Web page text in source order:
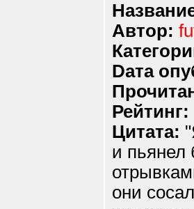
Автор:
Dата
Рейтинг:
Цитата:
и пьянел
они